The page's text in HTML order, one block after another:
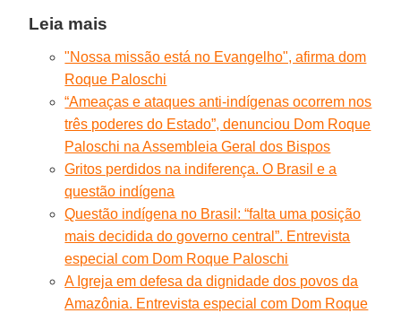
Leia mais
"Nossa missão está no Evangelho", afirma dom
Roque Paloschi
“Ameaças e ataques anti-indígenas ocorrem nos
três poderes do Estado”, denunciou Dom Roque
Paloschi na Assembleia Geral dos Bispos
Gritos perdidos na indiferença. O Brasil e a
questão indígena
Questão indígena no Brasil: “falta uma posição
mais decidida do governo central”. Entrevista
especial com Dom Roque Paloschi
A Igreja em defesa da dignidade dos povos da
Amazônia. Entrevista especial com Dom Roque